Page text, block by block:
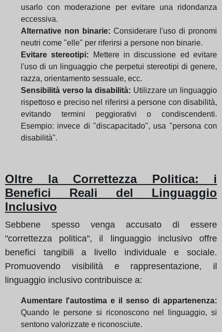
usarlo con moderazione per evitare una ridondanza
eccessiva.
Alternative non binarie: Considerare l'uso di pronomi
neutri come "elle" per riferirsi a persone non binarie.
Evitare stereotipi: Mettere in discussione ed evitare
l'uso di un linguaggio che perpetui stereotipi di genere,
razza, orientamento sessuale, ecc.
Sensibilità verso la disabilità: Utilizzare un linguaggio
rispettoso e preciso nel riferirsi a persone con disabilità,
evitando termini peggiorativi o condiscendenti.
Esempio: invece di "discapacitado", usa "persona con
disabilità".
Oltre la Correttezza Politica: i
Benefici Reali del Linguaggio
Inclusivo
Sebbene spesso venga accusato di essere
"correttezza politica", il linguaggio inclusivo offre
benefici tangibili a livello individuale e sociale.
Promuovendo visibilità e rappresentazione, il
linguaggio inclusivo contribuisce a:
Aumentare l'autostima e il senso di appartenenza:
Quando le persone si riconoscono nel linguaggio, si
sentono valorizzate e riconosciute.